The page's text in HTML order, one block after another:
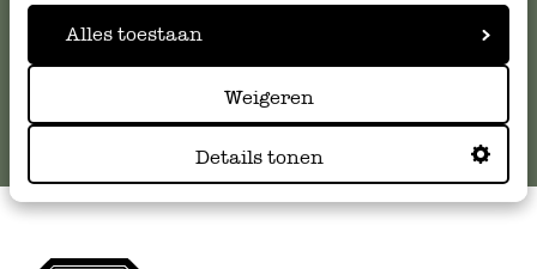
Alles toestaan
Weigeren
Details tonen
Online-Kundenservice